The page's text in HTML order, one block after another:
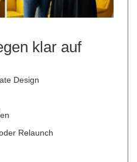
klar auf
Design
Relaunch